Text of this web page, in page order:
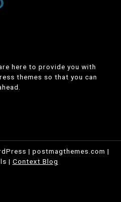
here to provide you with
themes so that you can
| postmagthemes.com |
| Context Blog